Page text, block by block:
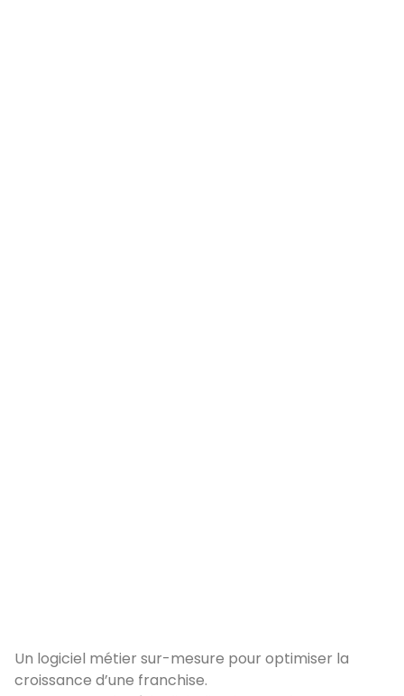
Un logiciel métier sur-mesure pour optimiser la
croissance d’une franchise.